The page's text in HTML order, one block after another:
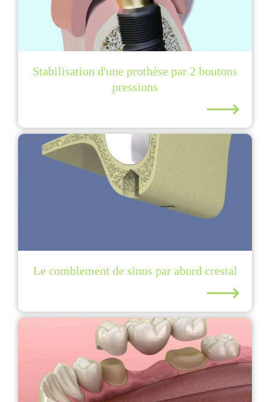
Stabilisation d'une prothèse par 2 boutons
pressions
⟶
Le comblement de sinus par abord crestal
⟶